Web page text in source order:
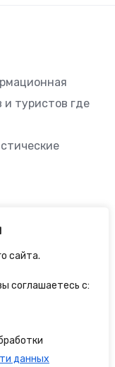
сайта.
соглашаетесь с:
данных
туристов где
защищены.